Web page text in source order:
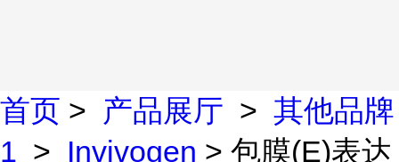
首页 > 产品展厅 > 其他品牌
1 > Invivogen > 包膜(E)表达